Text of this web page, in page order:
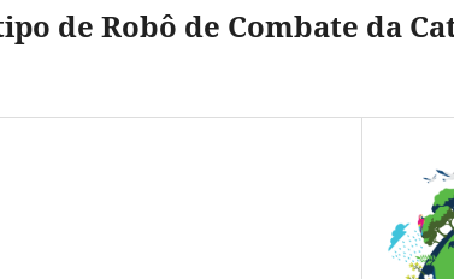
de Robô de Combate da